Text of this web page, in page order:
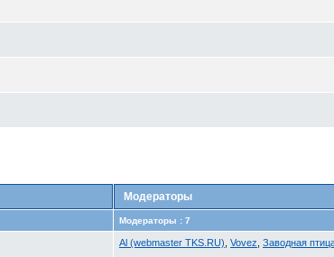
Модераторы
Модераторы : 7
Al (webmaster TKS.RU) Vovez Заводная